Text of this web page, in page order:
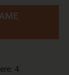
4